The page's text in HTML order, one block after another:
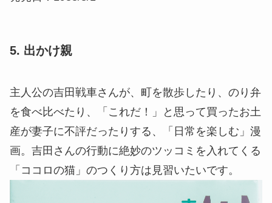
5. 出かけ親
主人公の吉田戦車さんが、町を散歩したり、のり弁
を食べ比べたり、「これだ！」と思って買ったお土
産が妻子に不評だったりする、「日常を楽しむ」漫
画。吉田さんの行動に絶妙のツッコミを入れてくる
「ココロの猫」のつくり方は見習いたいです。